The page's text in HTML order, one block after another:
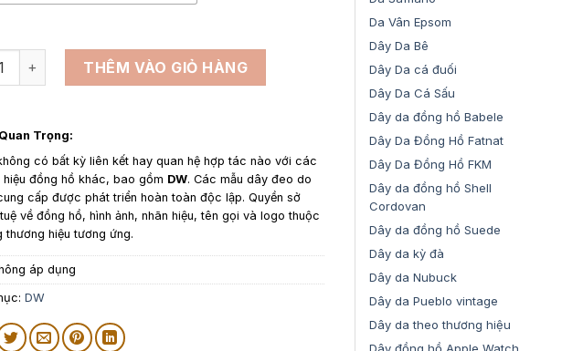
đồng hồ thay thế cho DW Daniel Wellington - Dây Da Kỳ Đà Màu Đen số lượng
THÊM VÀO GIỎ HÀNG
Trọng:
có bất kỳ liên kết hay quan hệ hợp tác nào với các
hiệu đồng hồ khác, bao gồm DW. Các mẫu dây đeo do
cấp được phát triển hoàn toàn độc lập. Quyền sở
về đồng hồ, hình ảnh, nhãn hiệu, tên gọi và logo thuộc
thương hiệu tương ứng.
áp dụng
DW
Da Vân Epsom
Dây Da Bê
Dây Da cá đuối
Dây Da Cá Sấu
Dây da đồng hồ Babele
Dây Da Đồng Hồ Fatnat
Dây Da Đồng Hồ FKM
Dây da đồng hồ Shell
Cordovan
Dây da đồng hồ Suede
Dây da kỳ đà
Dây da Nubuck
Dây da Pueblo vintage
Dây da theo thương hiệu
Dây đồng hồ Apple Watch